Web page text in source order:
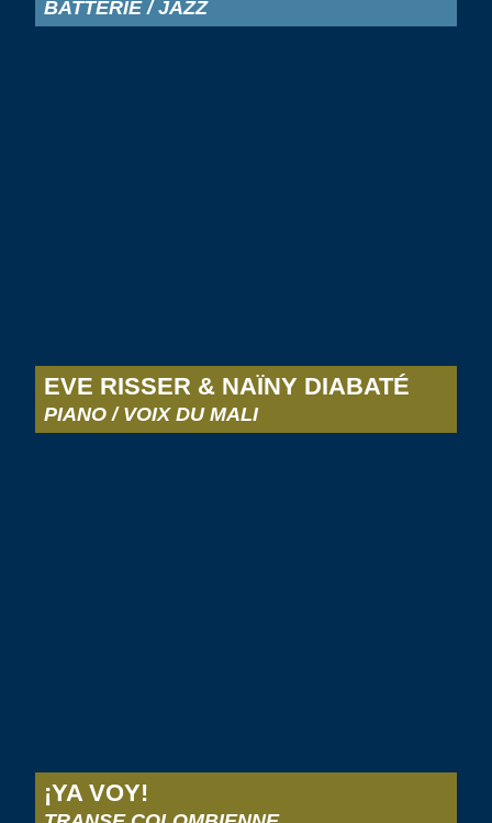
BATTERIE / JAZZ
EVE RISSER & NAÏNY DIABATÉ
PIANO / VOIX DU MALI
¡YA VOY!